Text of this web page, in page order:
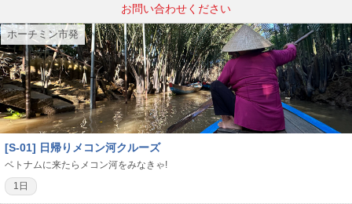
お問い合わせください
ホーチミン市発
[S-01] 日帰りメコン河クルーズ
ベトナムに来たらメコン河をみなきゃ!
1日